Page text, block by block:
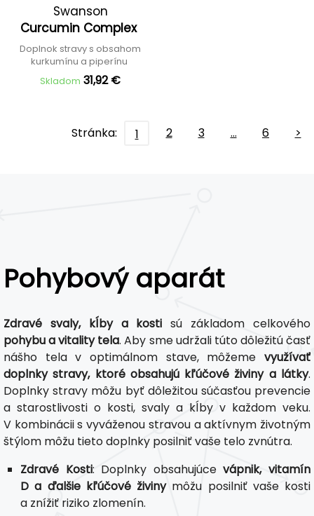
Swanson
Curcumin Complex
Doplnok stravy s obsahom
kurkumínu a piperínu
Skladom 31,92 €
Stránka: 1 2 3 … 6 >
Pohybový aparát
Zdravé svaly, kĺby a kosti sú základom celkového
pohybu a vitality tela. Aby sme udržali túto dôležitú časť
nášho tela v optimálnom stave, môžeme využívať
doplnky stravy, ktoré obsahujú kľúčové živiny a látky.
Doplnky stravy môžu byť dôležitou súčasťou prevencie
a starostlivosti o kosti, svaly a kĺby v každom veku.
V kombinácii s vyváženou stravou a aktívnym životným
štýlom môžu tieto doplnky posilniť vaše telo zvnútra.
Zdravé Kosti: Doplnky obsahujúcevápnik, vitamín
D a ďalšie kľúčové živinymôžu posilniť vaše kosti
a znížiť riziko zlomenín.